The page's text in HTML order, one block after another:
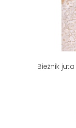
Bieżnik